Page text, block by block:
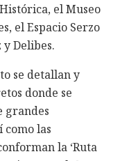
el Museo
el Espacio Serzo
Delibes.
se detallan y
donde se
grandes
como las
la ‘Ruta